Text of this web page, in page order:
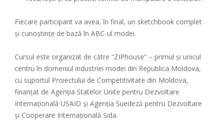
Fiecare participant va avea, în final, un sketchbook complet
și cunoștințe de bază în ABC-ul modei.
Cursul este organizat de către “ZIPhouse” – primul și unicul
centru în domeniul industriei modei din Republica Moldova,
cu suportul Proiectului de Competitivitate din Moldova,
finanțat de Agenția Statelor Unite pentru Dezvoltare
Internațională USAID și Agenția Suedeză pentru Dezvoltare
și Cooperare Internațională Sida.